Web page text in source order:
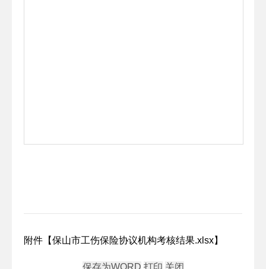
附件【保山市工伤保险协议机构考核结果.xlsx】